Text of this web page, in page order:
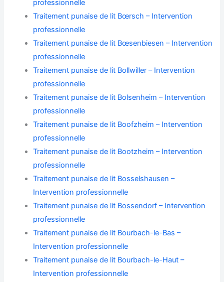
professionnelle
Traitement punaise de lit Bœrsch – Intervention
professionnelle
Traitement punaise de lit Bœsenbiesen – Intervention
professionnelle
Traitement punaise de lit Bollwiller – Intervention
professionnelle
Traitement punaise de lit Bolsenheim – Intervention
professionnelle
Traitement punaise de lit Boofzheim – Intervention
professionnelle
Traitement punaise de lit Bootzheim – Intervention
professionnelle
Traitement punaise de lit Bosselshausen –
Intervention professionnelle
Traitement punaise de lit Bossendorf – Intervention
professionnelle
Traitement punaise de lit Bourbach-le-Bas –
Intervention professionnelle
Traitement punaise de lit Bourbach-le-Haut –
Intervention professionnelle